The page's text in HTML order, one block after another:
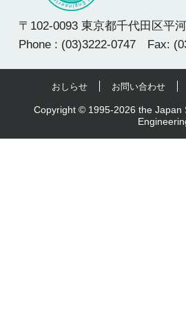
〒102-0093 東京都千代田区平
Phone : (03)3222-0747 Fax:
おしらせ お問い合わせ
Copyright © 1995-2026 the Japan